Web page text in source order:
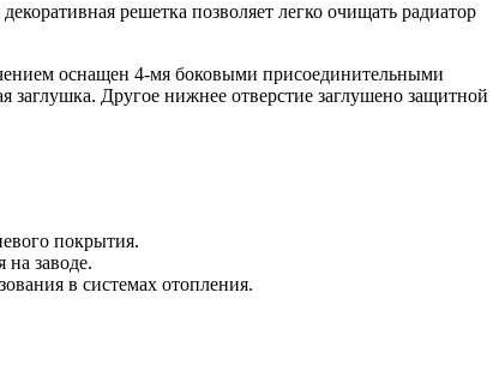
решетка позволяет легко очищать радиатор
оснащен 4-мя боковыми присоединительными
Другое нижнее отверстие заглушено защитной
покрытия.
на заводе.
в системах отопления.